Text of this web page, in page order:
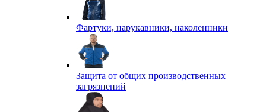
Фартуки, нарукавники, наколенники
Защита от общих производственных
загрязнений